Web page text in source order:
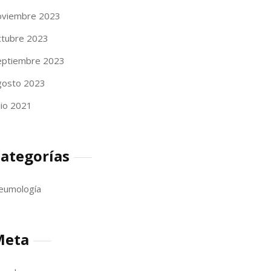
2023
2023
2023
2023
2021